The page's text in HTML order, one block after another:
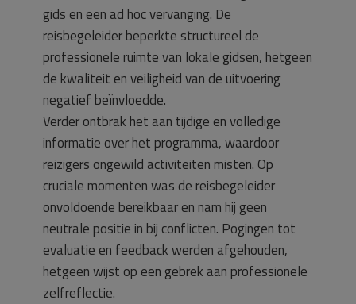
gids en een ad hoc vervanging. De
reisbegeleider beperkte structureel de
professionele ruimte van lokale gidsen, hetgeen
de kwaliteit en veiligheid van de uitvoering
negatief beïnvloedde.
Verder ontbrak het aan tijdige en volledige
informatie over het programma, waardoor
reizigers ongewild activiteiten misten. Op
cruciale momenten was de reisbegeleider
onvoldoende bereikbaar en nam hij geen
neutrale positie in bij conflicten. Pogingen tot
evaluatie en feedback werden afgehouden,
hetgeen wijst op een gebrek aan professionele
zelfreflectie.